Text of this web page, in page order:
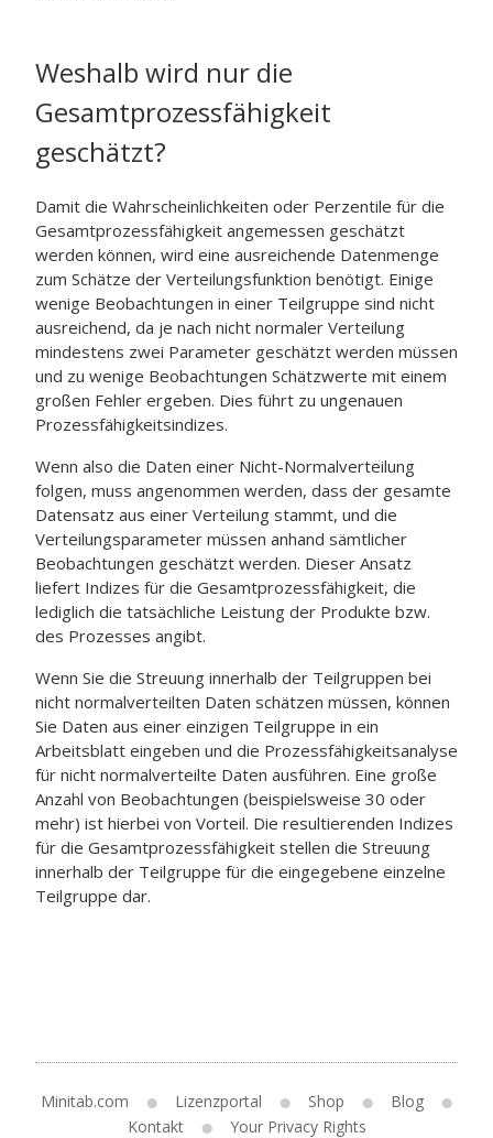
Weshalb wird nur die
Gesamtprozessfähigkeit
geschätzt?
Damit die Wahrscheinlichkeiten oder Perzentile für die
Gesamtprozessfähigkeit angemessen geschätzt
werden können, wird eine ausreichende Datenmenge
zum Schätze der Verteilungsfunktion benötigt. Einige
wenige Beobachtungen in einer Teilgruppe sind nicht
ausreichend, da je nach nicht normaler Verteilung
mindestens zwei Parameter geschätzt werden müssen
und zu wenige Beobachtungen Schätzwerte mit einem
großen Fehler ergeben. Dies führt zu ungenauen
Prozessfähigkeitsindizes.
Wenn also die Daten einer Nicht-Normalverteilung
folgen, muss angenommen werden, dass der gesamte
Datensatz aus einer Verteilung stammt, und die
Verteilungsparameter müssen anhand sämtlicher
Beobachtungen geschätzt werden. Dieser Ansatz
liefert Indizes für die Gesamtprozessfähigkeit, die
lediglich die tatsächliche Leistung der Produkte bzw.
des Prozesses angibt.
Wenn Sie die Streuung innerhalb der Teilgruppen bei
nicht normalverteilten Daten schätzen müssen, können
Sie Daten aus einer einzigen Teilgruppe in ein
Arbeitsblatt eingeben und die Prozessfähigkeitsanalyse
für nicht normalverteilte Daten ausführen. Eine große
Anzahl von Beobachtungen (beispielsweise 30 oder
mehr) ist hierbei von Vorteil. Die resultierenden Indizes
für die Gesamtprozessfähigkeit stellen die Streuung
innerhalb der Teilgruppe für die eingegebene einzelne
Teilgruppe dar.
Minitab.com Lizenzportal Shop
Blog
Kontakt
Your Privacy Rights